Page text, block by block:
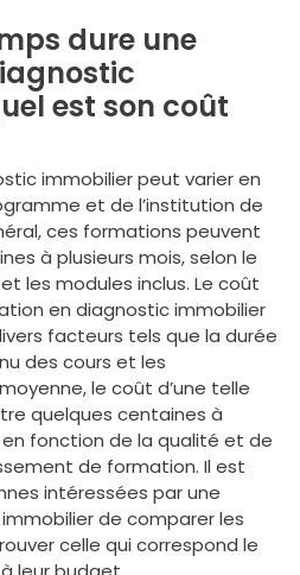
dure une
est son coût
immobilier peut varier en
et de l’institution de
ces formations peuvent
à plusieurs mois, selon le
les modules inclus. Le coût
en diagnostic immobilier
facteurs tels que la durée
des cours et les
le coût d’une telle
quelques centaines à
en fonction de la qualité et de
de formation. Il est
intéressées par une
de comparer les
celle qui correspond le